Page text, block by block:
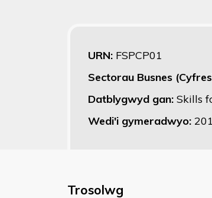
URN: FSPCP01
Sectorau Busnes
Datblygwyd gan: Skills
Wedi'i gymeradwyo:
Trosolwg